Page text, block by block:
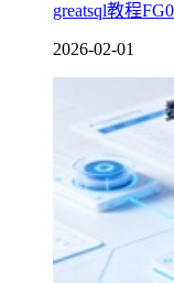
greatsql教程
2026-02-01